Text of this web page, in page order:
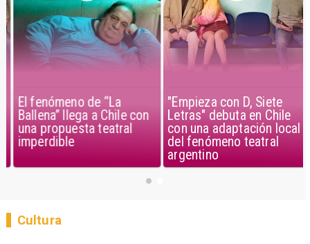
El fenómeno de “La
Ballena” llega a Chile con
una propuesta teatral
imperdible
"Empieza con D, Siete
Letras" debuta en Chile
con una adaptación local
del fenómeno teatral
argentino
Cultura